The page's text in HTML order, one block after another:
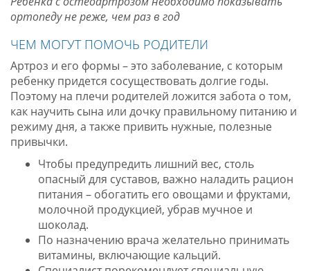
ортопеду не реже, чем раз в год
ЧЕМ МОГУТ ПОМОЧЬ РОДИТЕЛИ
Артроз и его формы – это заболевание, с которым
ребенку придется сосуществовать долгие годы.
Поэтому на плечи родителей ложится забота о том,
как научить сына или дочку правильному питанию и
режиму дня, а также привить нужные, полезные
привычки.
Чтобы предупредить лишний вес, столь
опасный для суставов, важно наладить рацион
питания – обогатить его овощами и фруктами,
молочной продукцией, убрав мучное и
шоколад.
По назначению врача желательно принимать
витамины, включающие кальций.